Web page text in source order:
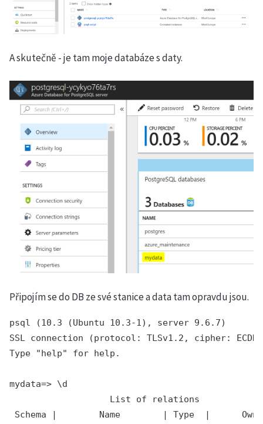
A skutečně - je tam moje databáze s daty.
Připojím se do DB ze své stanice a data tam opravdu jsou.
psql (10.3 (Ubuntu 10.3-1), server 9.6.7)
SSL connection (protocol: TLSv1.2, cipher:
Type "help" for help.
mydata=> \d
                   List of relations
Schema |        Name        | Type  |